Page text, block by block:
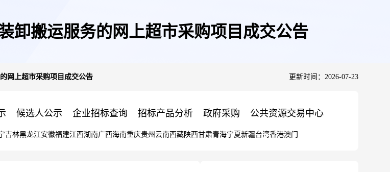
卸搬运服务的网上超市采购项目成交公告
网上超市采购项目成交公告 更新时间：2026-07-23
候选人公示 企业招标查询 招标产品分析 政府采购 公共资源交易中心
吉林黑龙江安徽福建江西湖南广西海南重庆贵州 云南西藏陕西甘肃青海宁夏新疆台湾香港澳门